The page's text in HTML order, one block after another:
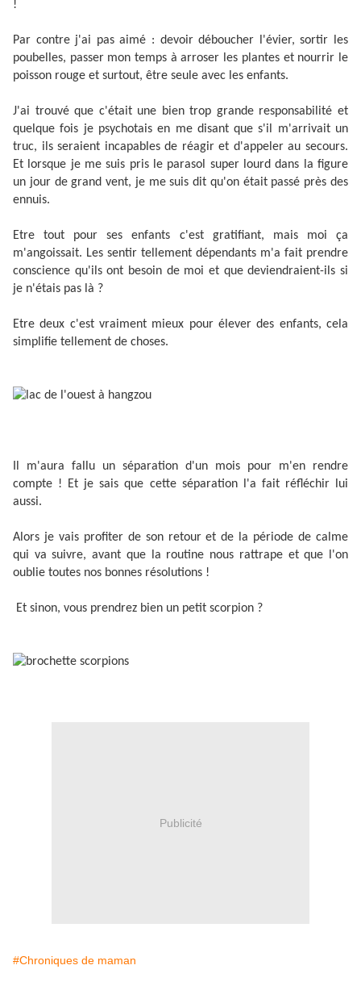
!
Par contre j'ai pas aimé : devoir déboucher l'évier, sortir les
poubelles, passer mon temps à arroser les plantes et nourrir le
poisson rouge et surtout, être seule avec les enfants.
J'ai trouvé que c'était une bien trop grande responsabilité et
quelque fois je psychotais en me disant que s'il m'arrivait un
truc, ils seraient incapables de réagir et d'appeler au secours.
Et lorsque je me suis pris le parasol super lourd dans la figure
un jour de grand vent, je me suis dit qu'on était passé près des
ennuis.
Etre tout pour ses enfants c'est gratifiant, mais moi ça
m'angoissait. Les sentir tellement dépendants m'a fait prendre
conscience qu'ils ont besoin de moi et que deviendraient-ils si
je n'étais pas là ?
Etre deux c'est vraiment mieux pour élever des enfants, cela
simplifie tellement de choses.
Il m'aura fallu un séparation d'un mois pour m'en rendre
compte ! Et je sais que cette séparation l'a fait réfléchir lui
aussi.
Alors je vais profiter de son retour et de la période de calme
qui va suivre, avant que la routine nous rattrape et que l'on
oublie toutes nos bonnes résolutions !
Et sinon, vous prendrez bien un petit scorpion ?
Publicité
#Chroniques de maman